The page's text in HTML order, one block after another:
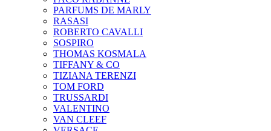
PARFUMS DE MARLY
RASASI
ROBERTO CAVALLI
SOSPIRO
THOMAS KOSMALA
TIFFANY & CO
TIZIANA TERENZI
TOM FORD
TRUSSARDI
VALENTINO
VAN CLEEF